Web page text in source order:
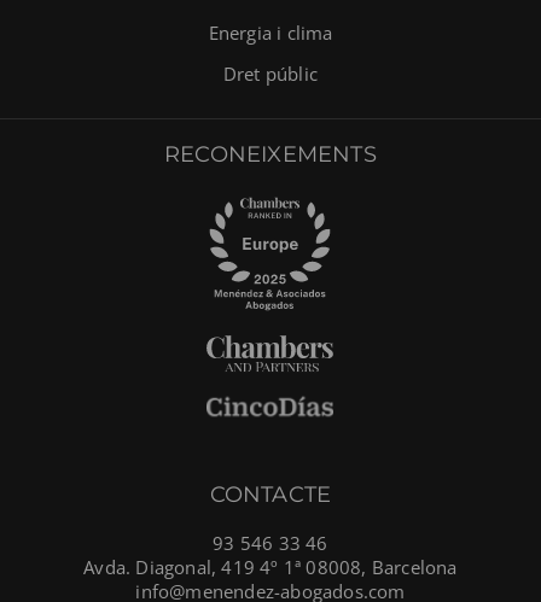
Energia i clima
Dret públic
RECONEIXEMENTS
CONTACTE
93 546 33 46
Avda. Diagonal, 419 4º 1ª 08008, Barcelona
info@menendez-abogados.com